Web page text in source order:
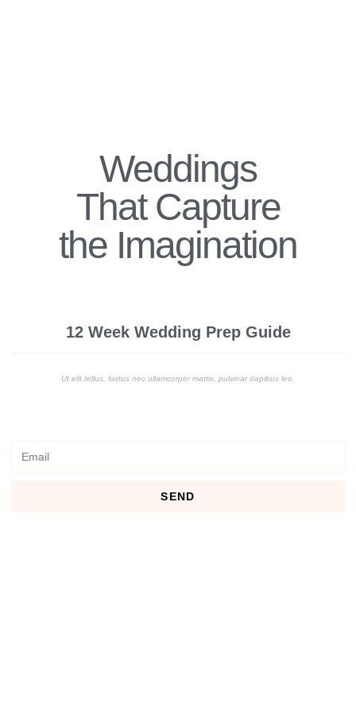
Weddings
That Capture
the Imagination
12 Week Wedding Prep Guide
Ut elit tellus, luctus nec ullamcorper mattis, pulvinar dapibus leo.
SEND